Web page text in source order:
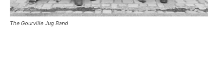
The Gourville Jug Band